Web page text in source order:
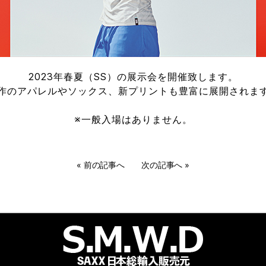
2023年春夏（SS）の展示会を開催致します。
のアパレルやソックス、新プリントも豊富に展開されま
※一般入場はありません。
« 前の記事へ 次の記事へ »